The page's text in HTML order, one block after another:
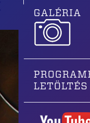
GALÉRIA
LETÖLTÉS